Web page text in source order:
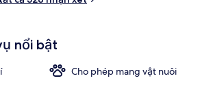
nổi bật
Cho phép mang vật nuôi